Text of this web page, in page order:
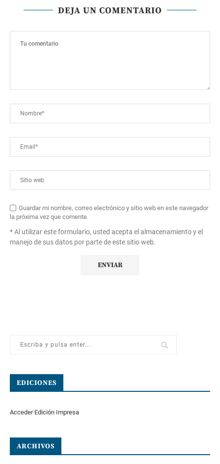
DEJA UN COMENTARIO
Guardar mi nombre, correo electrónico y sitio web en este navegador
la próxima vez que comente.
* Al utilizar este formulario, usted acepta el almacenamiento y el
manejo de sus datos por parte de este sitio web.
EDICIONES
Acceder Edición Impresa
ARCHIVOS